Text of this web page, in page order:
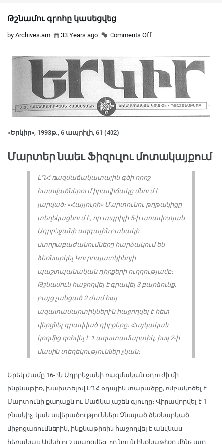
Թշնամու գրոհը կասեցվեց
by Archives.am 33 Years ago Comments Off
«Երկիր», 1993թ., 6 ապրիլի, 61 (402)
Մարտեր նաեւ Ֆիզուլու մոտակայքում
ԼՂՀ ռազմաճակատային գծի որոշ
հատվածներում իրավիճակը մնում է
լարված։ «Հայլուրի» Մարտունու թղթակիցը
տեղեկացնում է, որ ապրիլի 5-ի առավոտյան
Ադրբեջանի ազգային բանակի
ստորաբաժանումները հարձակում են
ձեռնարկել Կուրոպատկինոյի
պաշտպանական դիրքերի ուղղությամբ։
Թշնամուն հաջողվել է գրավել 3 բարձունք,
բայց չանցած 2 ժամ հայ
ազատամարտիկներին հաջողվել է հետ
վերցնել գրավված դիրքերը։ Հայկական
կողմից զոհվել է 1 ազատամարտիկ, իսկ 2-ի
մասին տեղեկություններ չկան։
Երեկ ժամը 16-ին Ադրբեջանի ռազմական օդուժի մի
ինքնաթիռ, խախտելով ԼՂՀ օդային տարածքը, ռմբակոծել է
Մարտունի քաղաքն ու Մաճկալաշեն գյուղը։ Վիրավորվել է 1
բնակիչ, կան ավերածություններ։ Չնայած ձեռնարկած
միջոցառումներին, ինքնաթիռին հաջողվել է անվնաս
հեռանալ։ Ավելի ուշ պարզվեց, որ նույն ինքնաթիռը մինչ այդ